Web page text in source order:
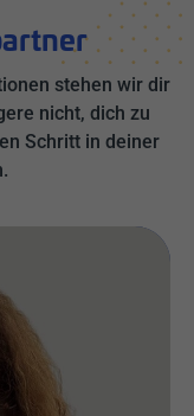
stehen wir dir
nicht, dich zu
Schritt in deiner